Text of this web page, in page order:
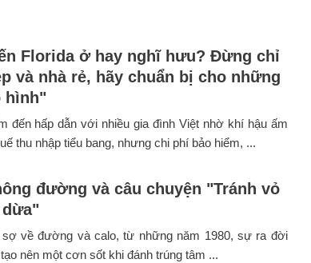
Florida ở hay nghĩ hưu? Đừng chỉ
và nhà rẻ, hãy chuẩn bị cho những
hình"
đến hấp dẫn với nhiều gia đình Việt nhờ khí hậu ấm
thu nhập tiểu bang, nhưng chi phí bảo hiểm, ...
đường và câu chuyện "Tránh vỏ
dừa"
về đường và calo, từ những năm 1980, sự ra đời
nên một cơn sốt khi đánh trúng tâm ...